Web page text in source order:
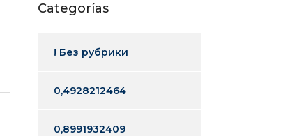
Categorías
! Без рубрики
0,4928212464
0,8991932409